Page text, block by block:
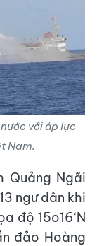
với áp lực
Nam.
Quảng Ngãi
ngư dân khi
độ 15o16‘N
đảo Hoàng